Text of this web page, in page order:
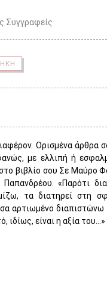
Συγγραφείς
Ορισμένα
με ελλιπή ή
βιβλίο σου Σε Μαύρο
«Παρότι
τα διατηρεί στη
αρτιωμένο
ιδίως, είναι η αξία